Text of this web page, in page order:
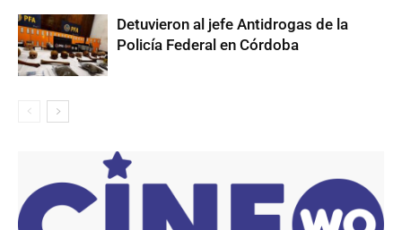
Detuvieron al jefe Antidrogas de la
Policía Federal en Córdoba